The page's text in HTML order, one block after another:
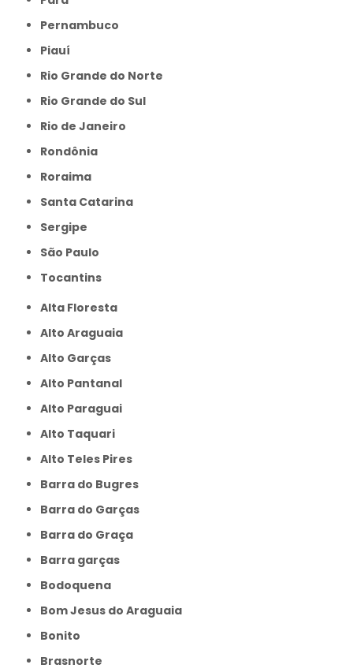
Pernambuco
Piauí
Rio Grande do Norte
Rio Grande do Sul
Rio de Janeiro
Rondônia
Roraima
Santa Catarina
Sergipe
São Paulo
Tocantins
Alta Floresta
Alto Araguaia
Alto Garças
Alto Pantanal
Alto Paraguai
Alto Taquari
Alto Teles Pires
Barra do Bugres
Barra do Garças
Barra do Graça
Barra garças
Bodoquena
Bom Jesus do Araguaia
Bonito
Brasnorte